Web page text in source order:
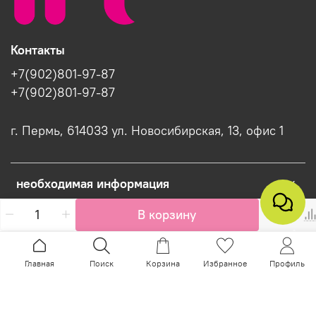
В корзину
необходимая информация
Контакты
+7(902)801-97-87
+7(902)801-97-87
г. Пермь, 614033 ул. Новосибирская, 13, офис 1
Интернет-магазин создан на InSales
Главная Поиск Корзина Избранное Профиль